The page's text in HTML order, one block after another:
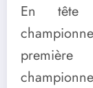
En tête